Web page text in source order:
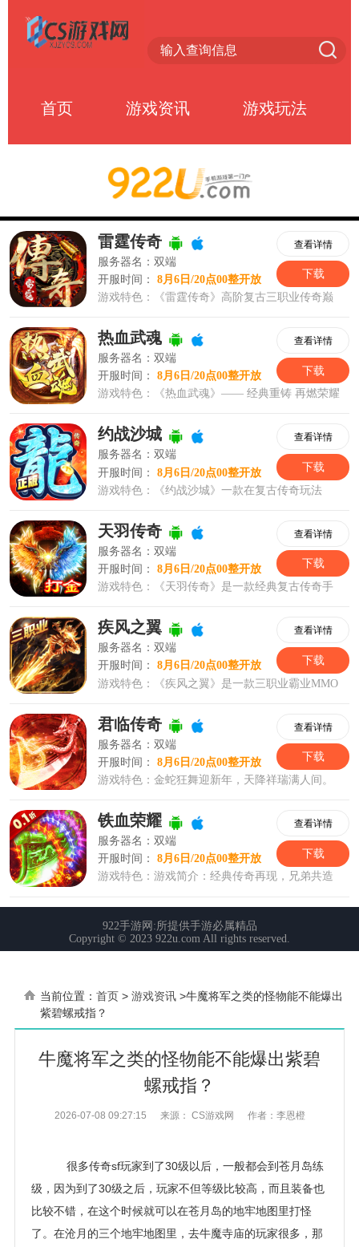
首页 游戏资讯 游戏玩法
当前位置： 首页 > 游戏资讯 >牛魔将军之类的怪物能不能爆出
紫碧螺戒指？
牛魔将军之类的怪物能不能爆出紫碧
螺戒指？
2026-07-08 09:27:15 来源： CS游戏网 作者：李恩橙
很多传奇sf玩家到了30级以后，一般都会到苍月岛练
级，因为到了30级之后，玩家不但等级比较高，而且装备也
比较不错，在这个时候就可以在苍月岛的地牢地图里打怪
了。在沧月的三个地牢地图里，去牛魔寺庙的玩家很多，那